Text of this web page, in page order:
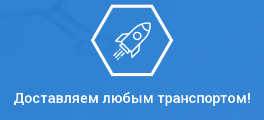
Доставляем любым транспортом!